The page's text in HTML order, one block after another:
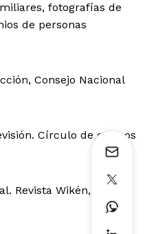
fotografías de
de personas
Consejo Nacional
Círculo de críticos
Revista Wikén, El